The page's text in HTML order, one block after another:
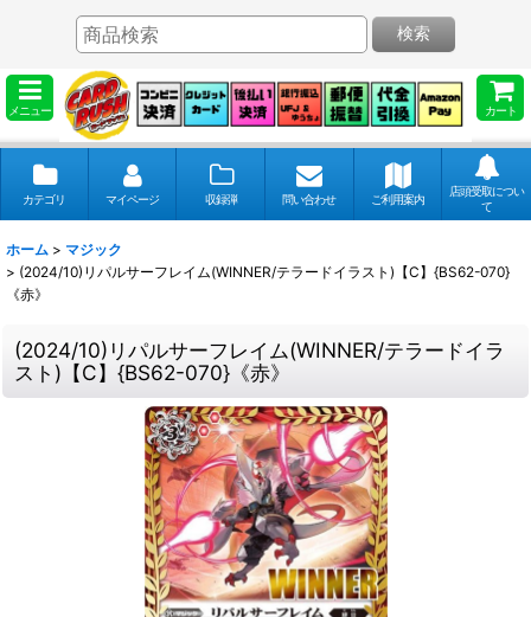
メニュー カート
検索
カテゴリ マイページ 収録弾 問い合わせ ご利用案内
店頭受取につい
て
ホーム > マジック
> (2024/10)リパルサーフレイム(WINNER/テラードイラスト)【C】{BS62-070}
《赤》
(2024/10)リパルサーフレイム(WINNER/テラードイラ
スト)【C】{BS62-070}《赤》